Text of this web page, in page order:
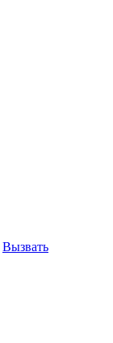
Вызвать